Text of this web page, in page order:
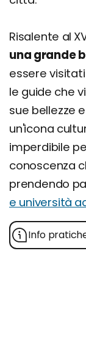
Risalente al
una grande
essere
le guide che
sue bellezze
un'icona
imperdibile
conoscenza
prendendo
e università
Info